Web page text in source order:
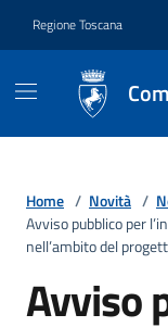
Regione Toscana
Home / Novità /
Avviso pubblico per
nell’ambito del
Avviso